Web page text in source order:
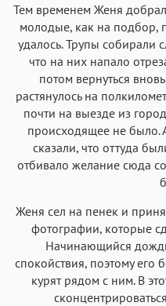
Тем временем Женя
молодые, как на подбор,
удалось. Трупы собирали
что на них напало
потом вернуться
растянулось на
почти на выезде из
происходящее не было.
сказали, что оттуда
отбивало желание сюда
Женя сел на пенек и
фотографии, которые
Начинающийся
спокойствия, поэтому его
курят рядом с ним. В